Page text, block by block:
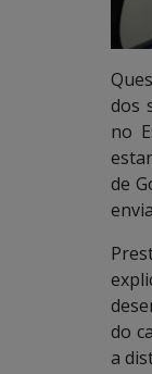
dos
no
de
do
a